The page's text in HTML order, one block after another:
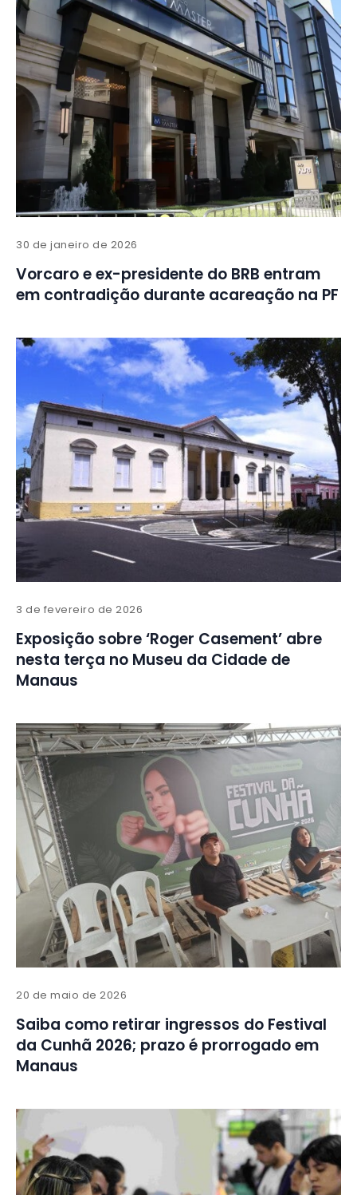
30 de janeiro de 2026
Vorcaro e ex-presidente do BRB entram
em contradição durante acareação na PF
3 de fevereiro de 2026
Exposição sobre ‘Roger Casement’ abre
nesta terça no Museu da Cidade de
Manaus
20 de maio de 2026
Saiba como retirar ingressos do Festival
da Cunhã 2026; prazo é prorrogado em
Manaus